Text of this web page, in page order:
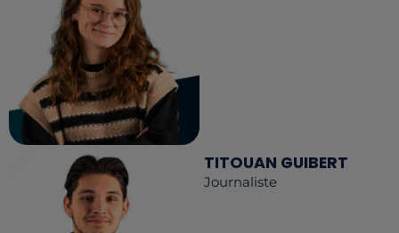
TITOUAN GUIBERT
Journaliste